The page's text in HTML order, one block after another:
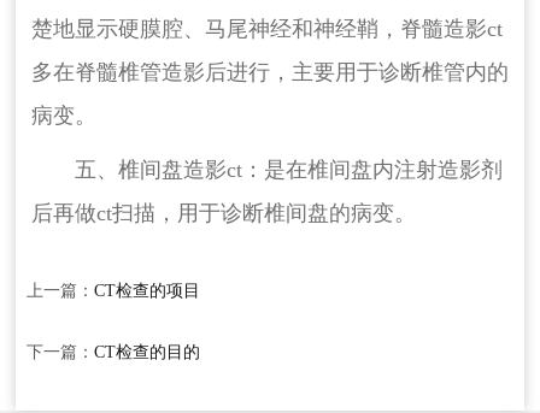
楚地显示硬膜腔、马尾神经和神经鞘，脊髓造影ct
多在脊髓椎管造影后进行，主要用于诊断椎管内的
病变。
五、椎间盘造影ct：是在椎间盘内注射造影剂
后再做ct扫描，用于诊断椎间盘的病变。
上一篇： CT检查的项目
下一篇： CT检查的目的